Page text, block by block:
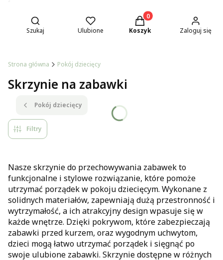
Otwórz wyszukiwarkę
Szukaj Ulubione
Produkty w koszyku: 0.
Koszyk Zaloguj się
Strona główna Pokój dziecięcy
Skrzynie na zabawki
Pokój dziecięcy
Filtry
Nasze skrzynie do przechowywania zabawek to
funkcjonalne i stylowe rozwiązanie, które pomoże
utrzymać porządek w pokoju dziecięcym. Wykonane z
solidnych materiałów, zapewniają dużą przestronność i
wytrzymałość, a ich atrakcyjny design wpasuje się w
każde wnętrze. Dzięki pokrywom, które zabezpieczają
zabawki przed kurzem, oraz wygodnym uchwytom,
dzieci mogą łatwo utrzymać porządek i sięgnąć po
swoje ulubione zabawki. Skrzynie dostępne w różnych